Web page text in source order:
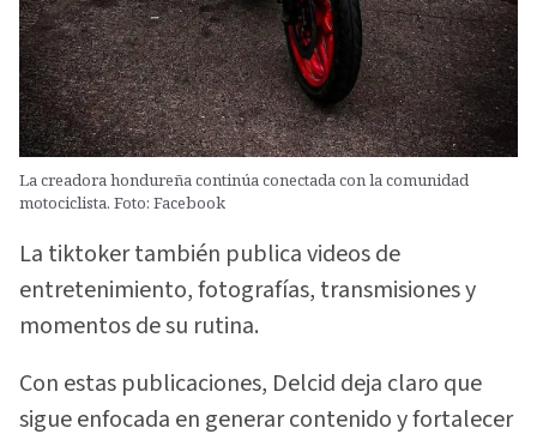
La creadora hondureña continúa conectada con la comunidad
motociclista. Foto: Facebook
La tiktoker también publica videos de
entretenimiento, fotografías, transmisiones y
momentos de su rutina.
Con estas publicaciones, Delcid deja claro que
sigue enfocada en generar contenido y fortalecer